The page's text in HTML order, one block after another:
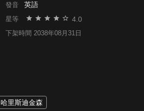
發音 英語
星等 4.0
下架時間 2038年08月31日
哈里斯迪金森